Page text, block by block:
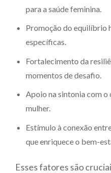
para a saúde feminina.
Promoção do equilíbrio
específicas.
Fortalecimento da
momentos de desafio.
Apoio na sintonia com o
mulher.
Estímulo à conexão
que enriquece o bem-
Esses fatores são